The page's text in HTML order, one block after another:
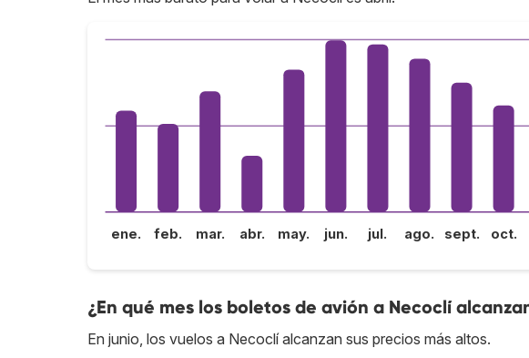
ene. feb. mar. abr. may. jun. jul. ago. sept. oct.
¿En qué mes los boletos de avión a Necoclí
En junio, los vuelos a Necoclí alcanzan sus precios más altos.